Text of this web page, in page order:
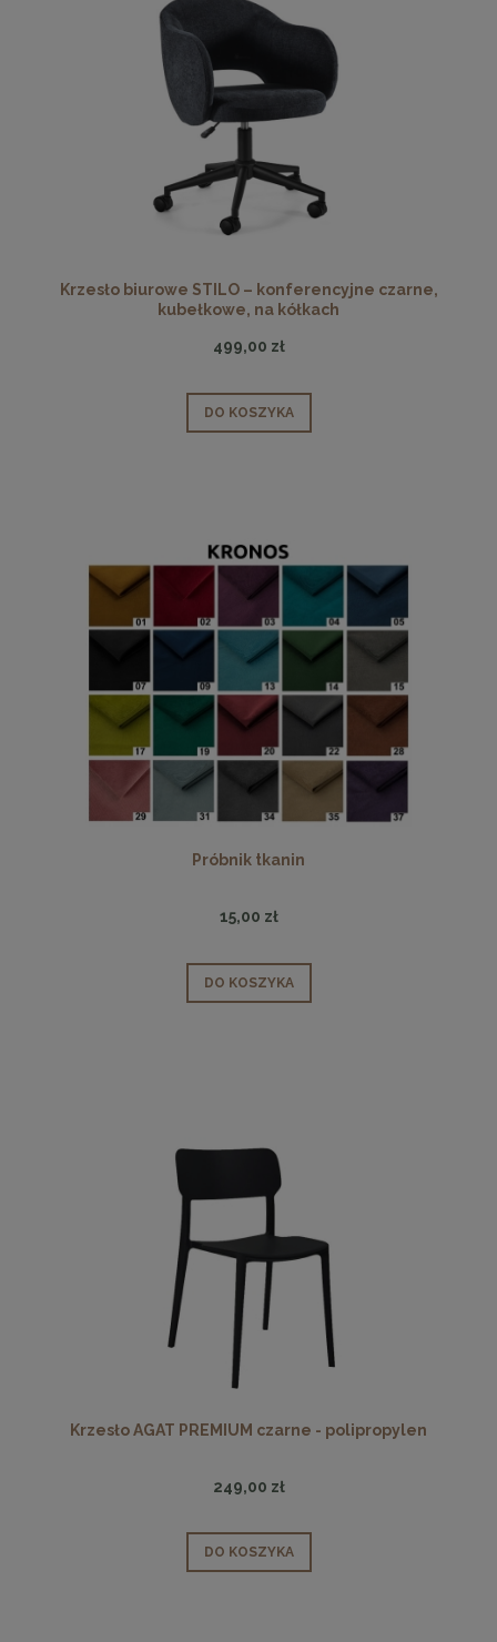
Krzesło biurowe STILO – konferencyjne czarne,
kubełkowe, na kółkach
499,00 zł
DO KOSZYKA
Próbnik tkanin
15,00 zł
DO KOSZYKA
Krzesło AGAT PREMIUM czarne - polipropylen
249,00 zł
DO KOSZYKA